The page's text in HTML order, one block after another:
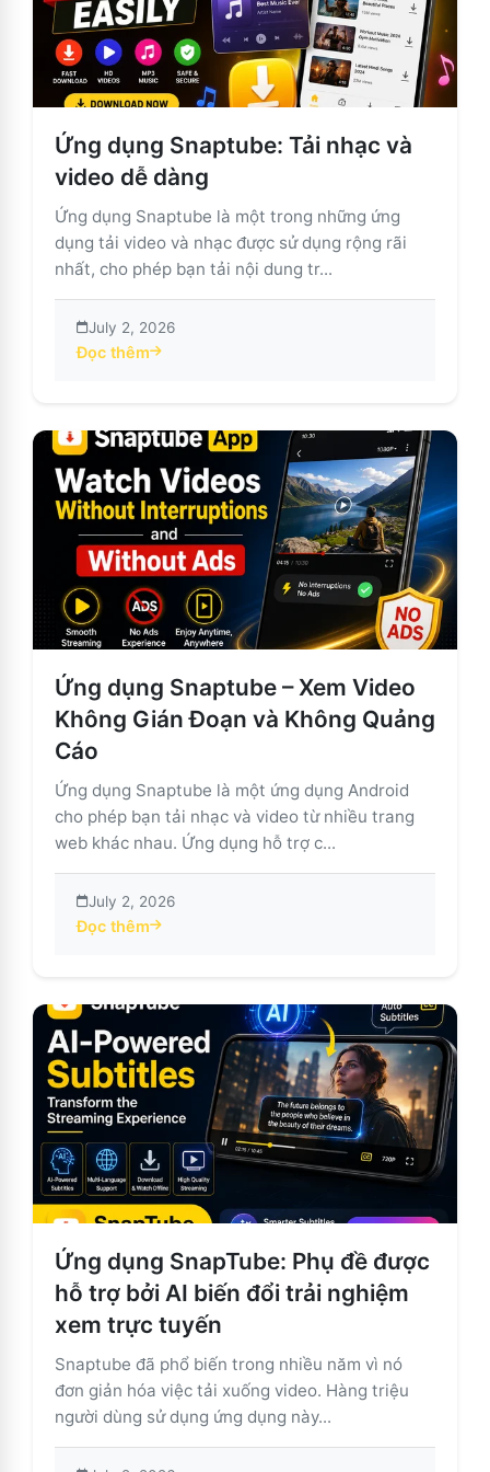
Ứng dụng Snaptube: Tải nhạc và
video dễ dàng
Ứng dụng Snaptube là một trong những ứng
dụng tải video và nhạc được sử dụng rộng rãi
nhất, cho phép bạn tải nội dung tr...
July 2, 2026
Đọc thêm
about Ứng dụng Snaptube: Tải nhạc và video dễ dàng
Ứng dụng Snaptube – Xem Video
Không Gián Đoạn và Không Quảng
Cáo
Ứng dụng Snaptube là một ứng dụng Android
cho phép bạn tải nhạc và video từ nhiều trang
web khác nhau. Ứng dụng hỗ trợ c...
July 2, 2026
Đọc thêm
about Ứng dụng Snaptube – Xem Video Không Gián
Ứng dụng SnapTube: Phụ đề được
hỗ trợ bởi AI biến đổi trải nghiệm
xem trực tuyến
Snaptube đã phổ biến trong nhiều năm vì nó
đơn giản hóa việc tải xuống video. Hàng triệu
người dùng sử dụng ứng dụng này...